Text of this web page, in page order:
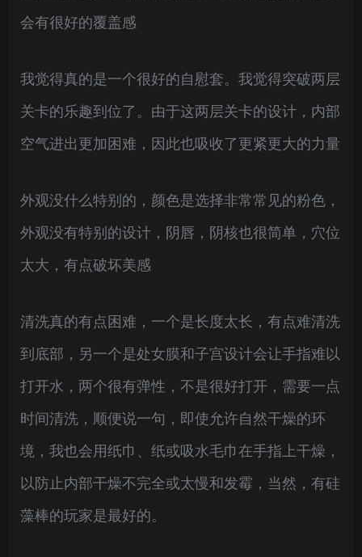
会有很好的覆盖感
我觉得真的是一个很好的自慰套。我觉得突破两层
关卡的乐趣到位了。由于这两层关卡的设计，内部
空气进出更加困难，因此也吸收了更紧更大的力量
外观没什么特别的，颜色是选择非常常见的粉色，
外观没有特别的设计，阴唇，阴核也很简单，穴位
太大，有点破坏美感
清洗真的有点困难，一个是长度太长，有点难清洗
到底部，另一个是处女膜和子宫设计会让手指难以
打开水，两个很有弹性，不是很好打开，需要一点
时间清洗，顺便说一句，即使允许自然干燥的环
境，我也会用纸巾、纸或吸水毛巾在手指上干燥，
以防止内部干燥不完全或太慢和发霉，当然，有硅
藻棒的玩家是最好的。